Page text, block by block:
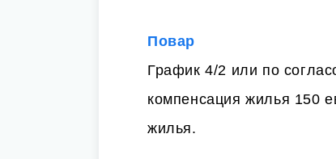
Повар
График 4/2 или по
компенсация жилья 150
жилья.